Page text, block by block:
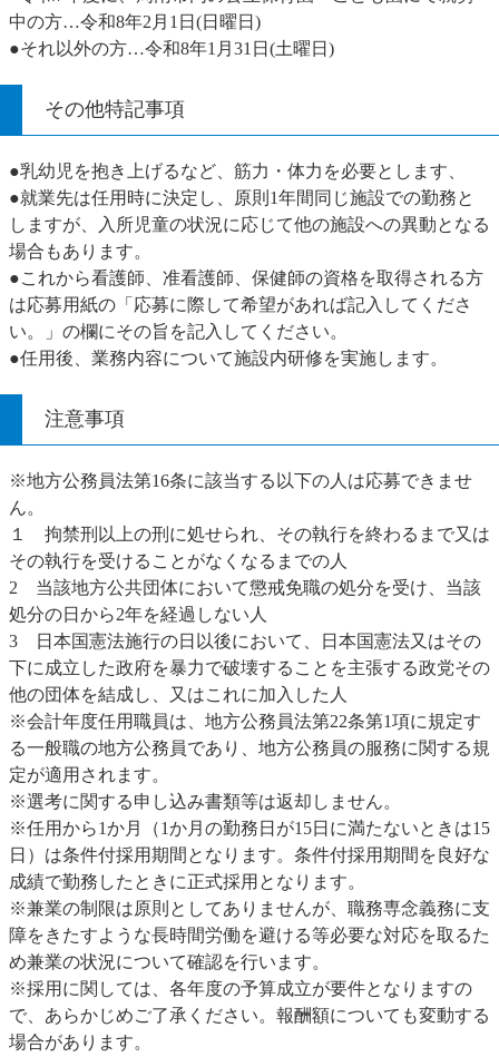
中の方…令和8年2月1日(日曜日)
●それ以外の方…令和8年1月31日(土曜日)
その他特記事項
●乳幼児を抱き上げるなど、筋力・体力を必要とします、
●就業先は任用時に決定し、原則1年間同じ施設での勤務と
しますが、入所児童の状況に応じて他の施設への異動となる
場合もあります。
●これから看護師、准看護師、保健師の資格を取得される方
は応募用紙の「応募に際して希望があれば記入してくださ
い。」の欄にその旨を記入してください。
●任用後、業務内容について施設内研修を実施します。
注意事項
※地方公務員法第16条に該当する以下の人は応募できませ
ん。
１ 拘禁刑以上の刑に処せられ、その執行を終わるまで又は
その執行を受けることがなくなるまでの人
2 当該地方公共団体において懲戒免職の処分を受け、当該
処分の日から2年を経過しない人
3 日本国憲法施行の日以後において、日本国憲法又はその
下に成立した政府を暴力で破壊することを主張する政党その
他の団体を結成し、又はこれに加入した人
※会計年度任用職員は、地方公務員法第22条第1項に規定す
る一般職の地方公務員であり、地方公務員の服務に関する規
定が適用されます。
※選考に関する申し込み書類等は返却しません。
※任用から1か月（1か月の勤務日が15日に満たないときは15
日）は条件付採用期間となります。条件付採用期間を良好な
成績で勤務したときに正式採用となります。
※兼業の制限は原則としてありませんが、職務専念義務に支
障をきたすような長時間労働を避ける等必要な対応を取るた
め兼業の状況について確認を行います。
※採用に関しては、各年度の予算成立が要件となりますの
で、あらかじめご了承ください。報酬額についても変動する
場合があります。